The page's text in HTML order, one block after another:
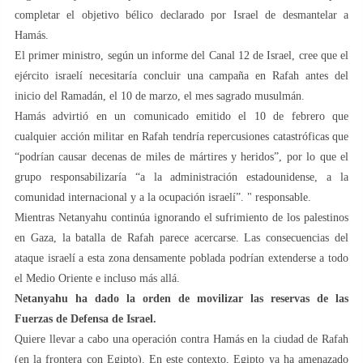
completar el objetivo bélico declarado por Israel de desmantelar a
Hamás.
El primer ministro, según un informe del Canal 12 de Israel, cree que el
ejército israelí necesitaría concluir una campaña en Rafah antes del
inicio del Ramadán, el 10 de marzo, el mes sagrado musulmán.
Hamás advirtió en un comunicado emitido el 10 de febrero que
cualquier acción militar en Rafah tendría repercusiones catastróficas que
“podrían causar decenas de miles de mártires y heridos”, por lo que el
grupo responsabilizaría “a la administración estadounidense, a la
comunidad internacional y a la ocupación israelí”. " responsable.
Mientras Netanyahu continúa ignorando el sufrimiento de los palestinos
en Gaza, la batalla de Rafah parece acercarse. Las consecuencias del
ataque israelí a esta zona densamente poblada podrían extenderse a todo
el Medio Oriente e incluso más allá.
Netanyahu ha dado la orden de movilizar las reservas de las
Fuerzas de Defensa de Israel.
Quiere llevar a cabo una operación contra Hamás en la ciudad de Rafah
(en la frontera con Egipto). En este contexto, Egipto ya ha amenazado